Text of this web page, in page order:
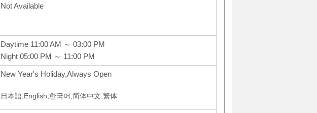
Not Available
Daytime 11:00 AM ～ 03:00 PM
Night 05:00 PM ～ 11:00 PM
New Year's Holiday,Always Open
日本語,English,한국어,简体中文,繁体